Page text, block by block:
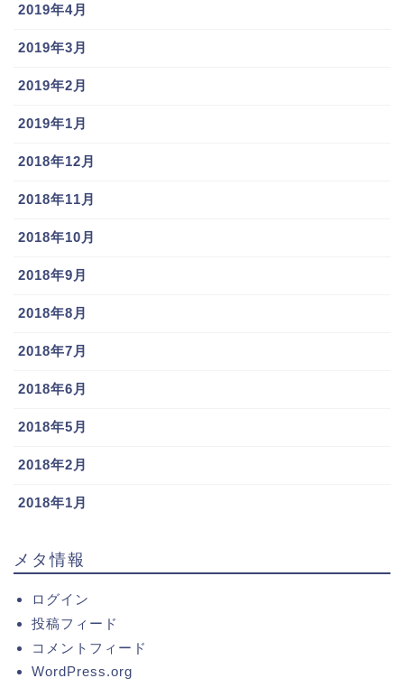
2019年4月
2019年3月
2019年2月
2019年1月
2018年12月
2018年11月
2018年10月
2018年9月
2018年8月
2018年7月
2018年6月
2018年5月
2018年2月
2018年1月
メタ情報
ログイン
投稿フィード
コメントフィード
WordPress.org